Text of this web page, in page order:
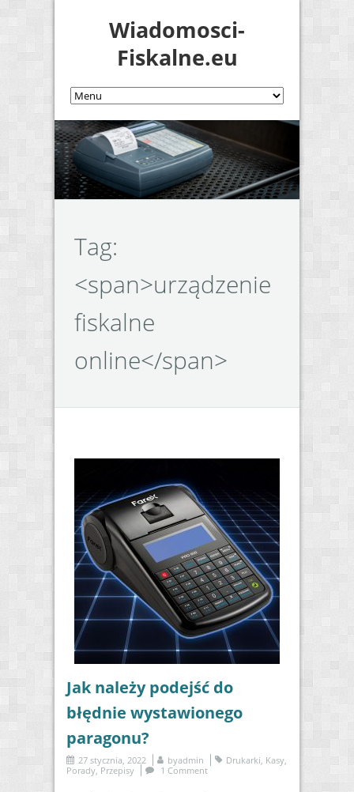
Wiadomosci-
Fiskalne.eu
Tag:
<span>urządzenie
fiskalne
online</span>
Jak należy podejść do
błędnie wystawionego
paragonu?
27 stycznia, 2022 byadmin Drukarki, Kasy,
Porady, Przepisy 1 Comment